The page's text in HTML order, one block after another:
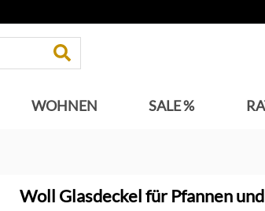
WOHNEN SALE %
Woll Glasdeckel für Pfannen